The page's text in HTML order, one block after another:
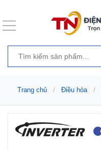
Trang chủ Điều hòa